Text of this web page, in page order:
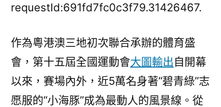
份
的
服
務，
都
在
requestId:691fd7fc0c3f79.31426467.
作為粵港澳三地初次聯合承辦的體育盛
會，第十五屆全國運動會大圖輸出自開幕
以來，賽場內外，近5萬名身著“碧青綠”志
愿服的“小海豚”成為最動人的風景線。從